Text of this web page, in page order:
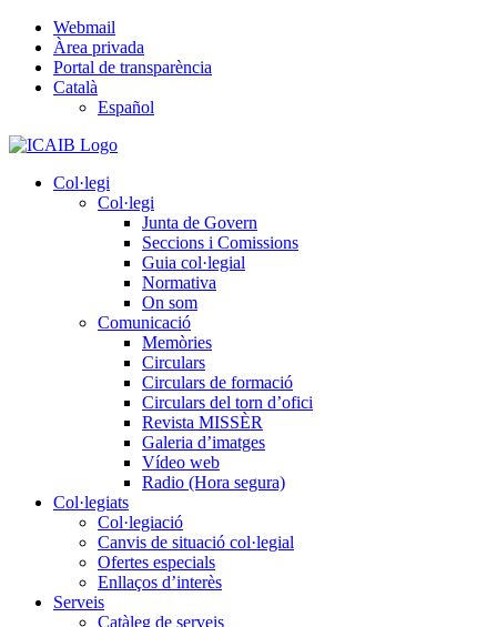
Skip
content
Webmail
Àrea privada
Portal de transparència
Català
Español
Col·legi
Col·legi
Junta de Govern
Seccions i Comissions
Guia col·legial
Normativa
On som
Comunicació
Memòries
Circulars
Circulars de formació
Circulars del torn d’ofici
Revista MISSÈR
Galeria d’imatges
Vídeo web
Radio (Hora segura)
Col·legiats
Col·legiació
Canvis de situació col·legial
Ofertes especials
Enllaços d’interès
Serveis
Catàleg de serveis